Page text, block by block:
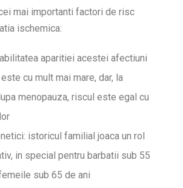
mai importanti factori de risc
ischemica:
aparitiei acestei afectiuni
cu mult mai mare, dar, la
menopauza, riscul este egal cu
istoricul familial joaca un rol
in special pentru barbatii sub 55
sub 65 de ani